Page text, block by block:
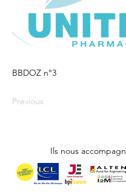
BBDOZ n°3
Previous
Ils nous